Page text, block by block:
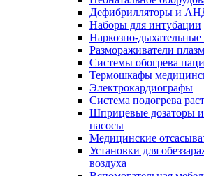
Дефибрилляторы и
Наборы для интубации
Наркозно-дыхательные
Размораживатели
Системы обогрева
Термошкафы
Электрокардиографы
Cистема подогрева
Шприцевые дозаторы
насосы
Медицинские
Установки для
воздуха